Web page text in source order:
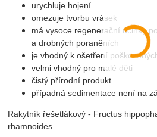
urychluje hojení
omezuje tvorbu vrásek
má vysoce regenerační účinky
a drobných poraněních
je vhodný k ošetření
velmi vhodný pro malé děti
čistý přírodní produkt
případná sedimentace není na
Rakytník řešetlákový - Fructus
rhamnoides